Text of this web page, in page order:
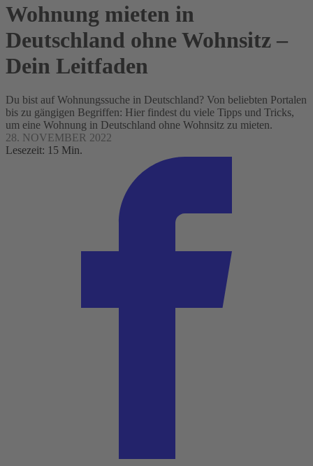
Wohnung mieten in
Deutschland ohne Wohnsitz –
Dein Leitfaden
Du bist auf Wohnungssuche in Deutschland? Von beliebten Portalen
bis zu gängigen Begriffen: Hier findest du viele Tipps und Tricks,
um eine Wohnung in Deutschland ohne Wohnsitz zu mieten.
28. NOVEMBER 2022
Lesezeit: 15 Min.